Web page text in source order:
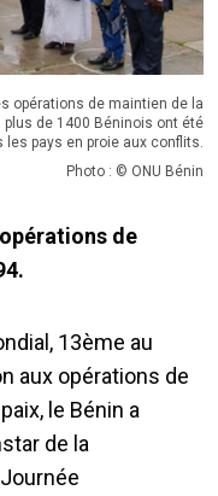
opérations de maintien de la
plus de 1400 Béninois ont été
les pays en proie aux conflits.
Photo : © ONU Bénin
de
13ème au
aux opérations de
le Bénin a
de la